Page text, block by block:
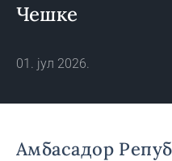
Чешке
01. јул 2026.
Амбасадор